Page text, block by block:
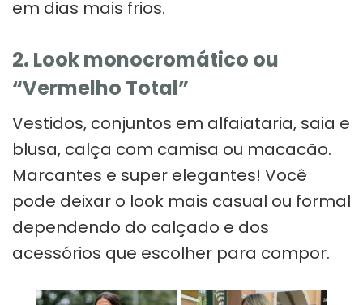
em dias mais frios.
2. Look monocromático ou
“Vermelho Total”
Vestidos, conjuntos em alfaiataria, saia e
blusa, calça com camisa ou macacão.
Marcantes e super elegantes! Você
pode deixar o look mais casual ou formal
dependendo do calçado e dos
acessórios que escolher para compor.